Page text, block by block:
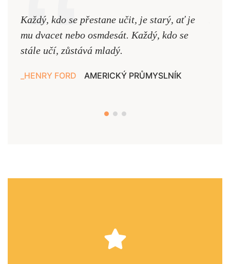
Každý, kdo se přestane učit, je starý, ať je
mu dvacet nebo osmdesát. Každý, kdo se
stále učí, zůstává mladý.
HENRY FORD AMERICKÝ PRŮMYSLNÍK